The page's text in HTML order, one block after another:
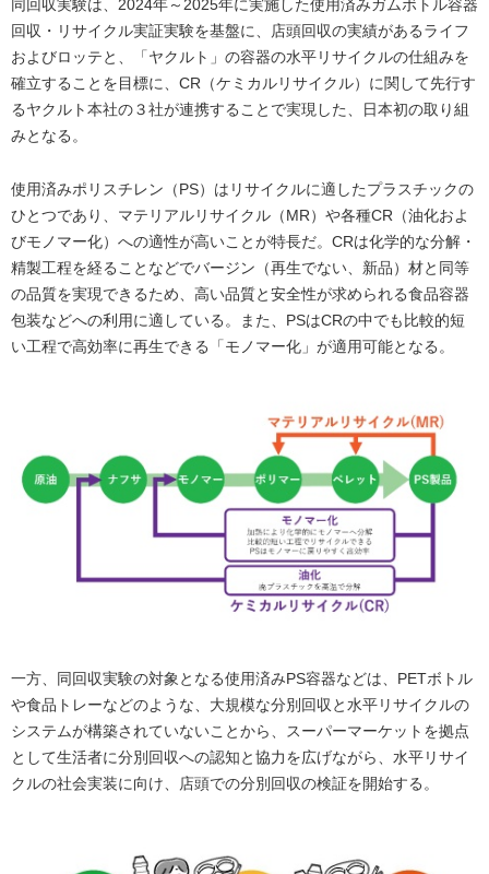
同回収実験は、2024年～2025年に実施した使用済みガムボトル容器
回収・リサイクル実証実験を基盤に、店頭回収の実績があるライフ
およびロッテと、「ヤクルト」の容器の水平リサイクルの仕組みを
確立することを目標に、CR（ケミカルリサイクル）に関して先行す
るヤクルト本社の３社が連携することで実現した、日本初の取り組
みとなる。
使用済みポリスチレン（PS）はリサイクルに適したプラスチックの
ひとつであり、マテリアルリサイクル（MR）や各種CR（油化およ
びモノマー化）への適性が高いことが特長だ。CRは化学的な分解・
精製工程を経ることなどでバージン（再生でない、新品）材と同等
の品質を実現できるため、高い品質と安全性が求められる食品容器
包装などへの利用に適している。また、PSはCRの中でも比較的短
い工程で高効率に再生できる「モノマー化」が適用可能となる。
一方、同回収実験の対象となる使用済みPS容器などは、PETボトル
や食品トレーなどのような、大規模な分別回収と水平リサイクルの
システムが構築されていないことから、スーパーマーケットを拠点
として生活者に分別回収への認知と協力を広げながら、水平リサイ
クルの社会実装に向け、店頭での分別回収の検証を開始する。